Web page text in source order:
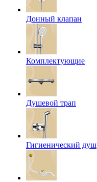
Донный клапан
Комплектующие
Душевой трап
Гигиенический душ